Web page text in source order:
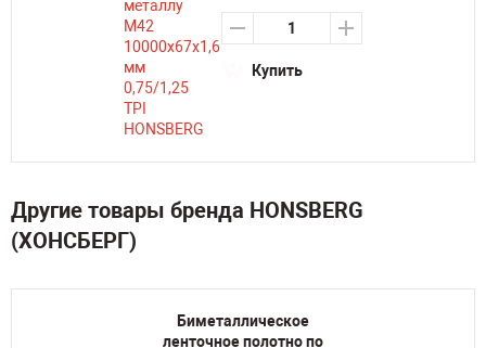
Купить
Другие товары бренда HONSBERG
(ХОНСБЕРГ)
Биметаллическое
ленточное полотно по